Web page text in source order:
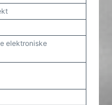
elektroniske